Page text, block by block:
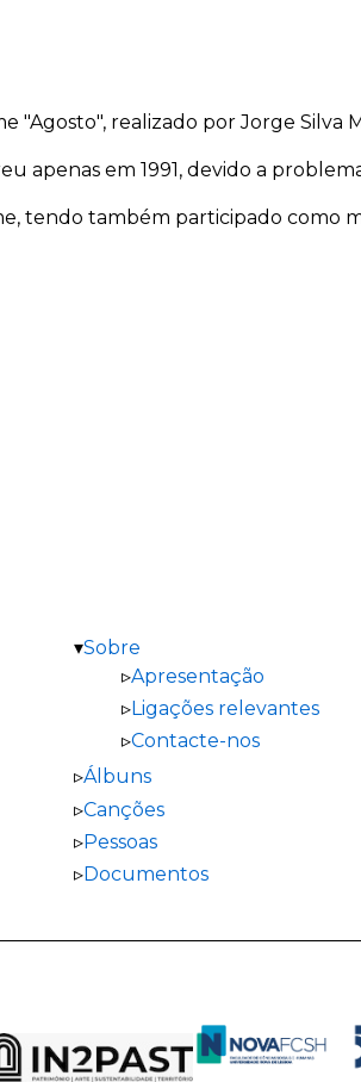
realizado por Jorge Silva
apenas em 1991, devido a
tendo também participado como
Sobre
Apresentação
Ligações relevantes
Contacte-nos
Álbuns
Canções
Pessoas
Documentos